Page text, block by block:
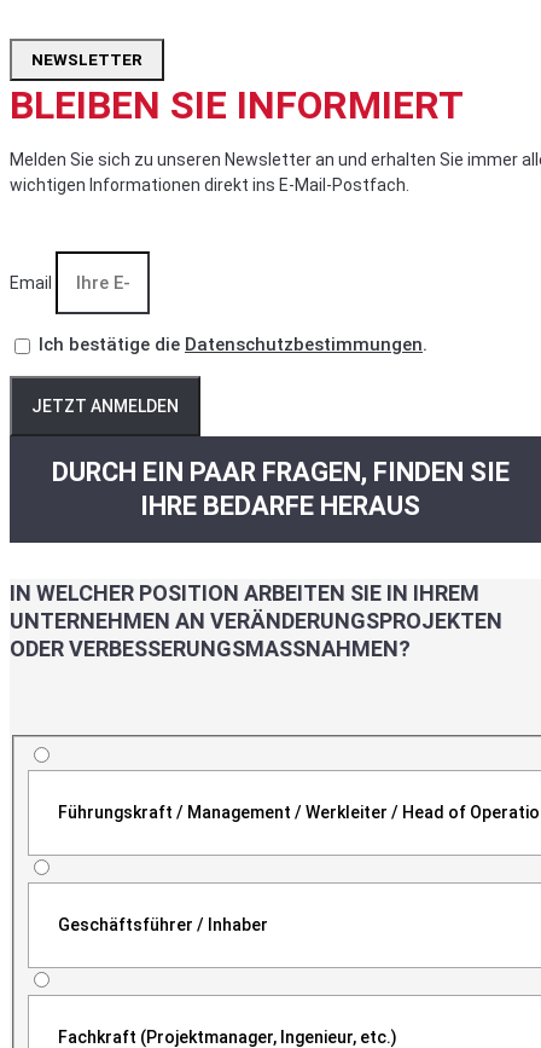
NEWSLETTER
BLEIBEN SIE INFORMIERT
Melden Sie sich zu unseren Newsletter an und erhalten Sie immer
wichtigen Informationen direkt ins E-Mail-Postfach.
Email
Ich bestätige die Datenschutzbestimmungen.
JETZT ANMELDEN
DURCH EIN PAAR FRAGEN, FINDEN SIE
IHRE BEDARFE HERAUS
IN WELCHER POSITION ARBEITEN SIE IN IHREM
UNTERNEHMEN AN VERÄNDERUNGSPROJEKTEN
ODER VERBESSERUNGSMASSNAHMEN?
Führungskraft / Management / Werkleiter / Head of
Geschäftsführer / Inhaber
Fachkraft (Projektmanager, Ingenieur, etc.)